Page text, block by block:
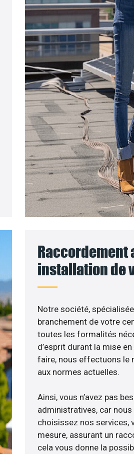
Raccordement
installation de
Notre société,
branchement de votre
toutes les formalités
d’esprit durant la mise
faire, nous effectuons le
aux normes actuelles.
Ainsi, vous n’avez pas
administratives, car
choisissez nos services,
mesure, assurant un
cela vous donne la